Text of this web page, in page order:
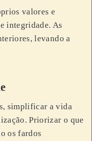
valores e
integridade. As
levando a
simplificar a vida
Priorizar o que
os fardos